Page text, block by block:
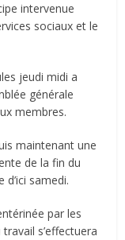
intervenue
sociaux et le
jeudi midi a
générale
membres.
maintenant une
de la fin du
samedi.
par les
s’effectuera